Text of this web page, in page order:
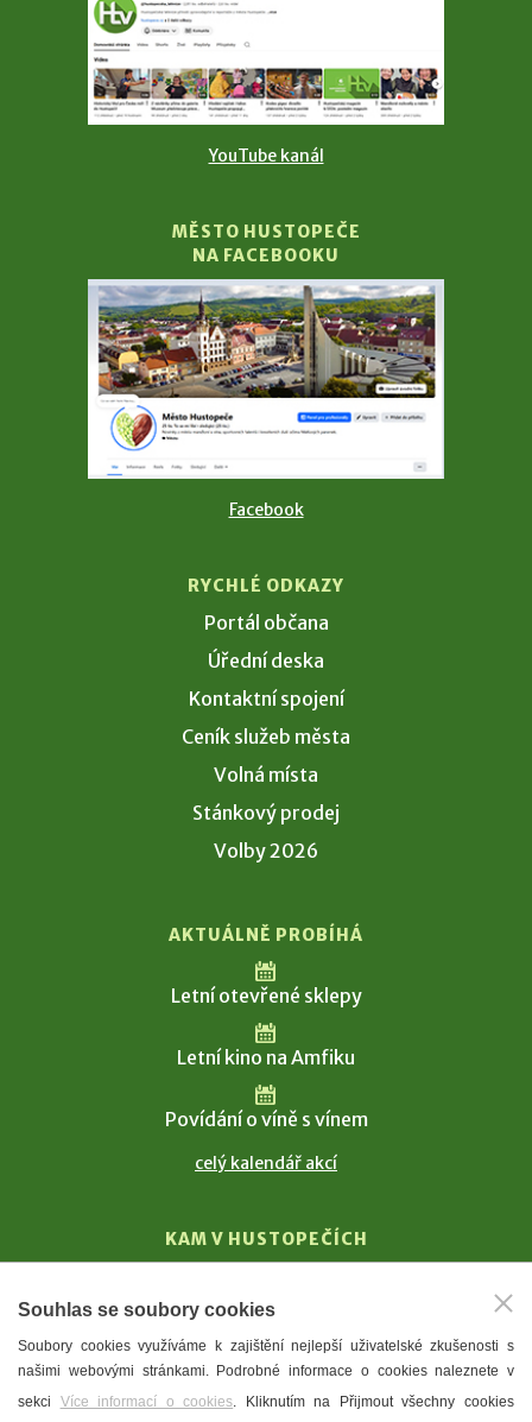
YouTube kanál
MĚSTO HUSTOPEČE
NA FACEBOOKU
Facebook
RYCHLÉ ODKAZY
Portál občana
Úřední deska
Kontaktní spojení
Ceník služeb města
Volná místa
Stánkový prodej
Volby 2026
AKTUÁLNĚ PROBÍHÁ
Letní otevřené sklepy
Letní kino na Amfiku
Povídání o víně s vínem
celý kalendář akcí
KAM V HUSTOPEČÍCH
T. G. Masaryk
Mandloně
Ubytování
Souhlas se soubory cookies
Soubory cookies využíváme k zajištění nejlepší uživatelské zkušenosti s
našimi webovými stránkami. Podrobné informace o cookies naleznete v
sekci Více informací o cookies. Kliknutím na Přijmout všechny cookies